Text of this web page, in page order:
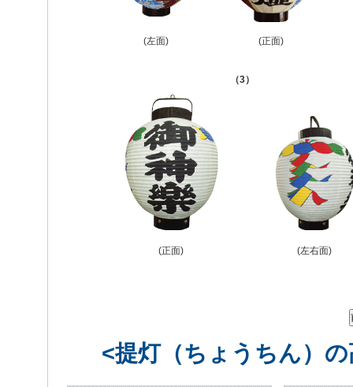
(左面) (正面)
（3）
(正面) (左右面)
<提灯（ちょうちん）